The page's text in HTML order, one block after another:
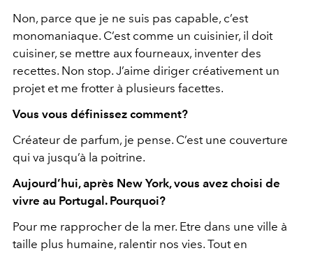
Non, parce que je ne suis pas capable, c’est
monomaniaque. C’est comme un cuisinier, il doit
cuisiner, se mettre aux fourneaux, inventer des
recettes. Non stop. J’aime diriger créativement un
projet et me frotter à plusieurs facettes.
Vous vous définissez comment?
Créateur de parfum, je pense. C’est une couverture
qui va jusqu’à la poitrine.
Aujourd’hui, après New York, vous avez choisi de
vivre au Portugal. Pourquoi?
Pour me rapprocher de la mer. Etre dans une ville à
taille plus humaine, ralentir nos vies. Tout en